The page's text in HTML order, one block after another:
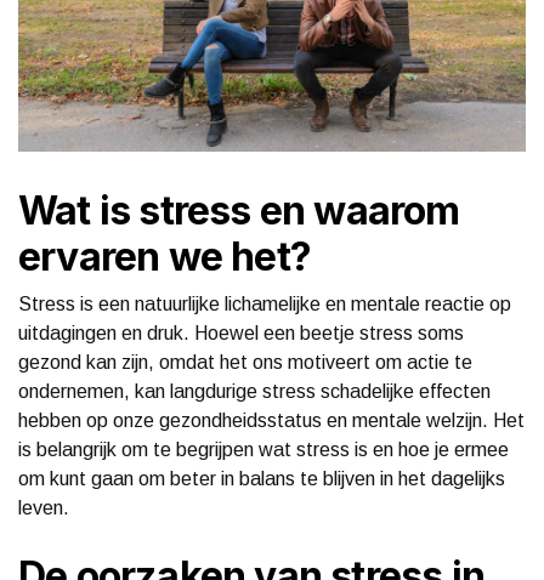
Wat is stress en waarom
ervaren we het?
Stress is een natuurlijke lichamelijke en mentale reactie op
uitdagingen en druk. Hoewel een beetje stress soms
gezond kan zijn, omdat het ons motiveert om actie te
ondernemen, kan langdurige stress schadelijke effecten
hebben op onze gezondheidsstatus en mentale welzijn. Het
is belangrijk om te begrijpen wat stress is en hoe je ermee
om kunt gaan om beter in balans te blijven in het dagelijks
leven.